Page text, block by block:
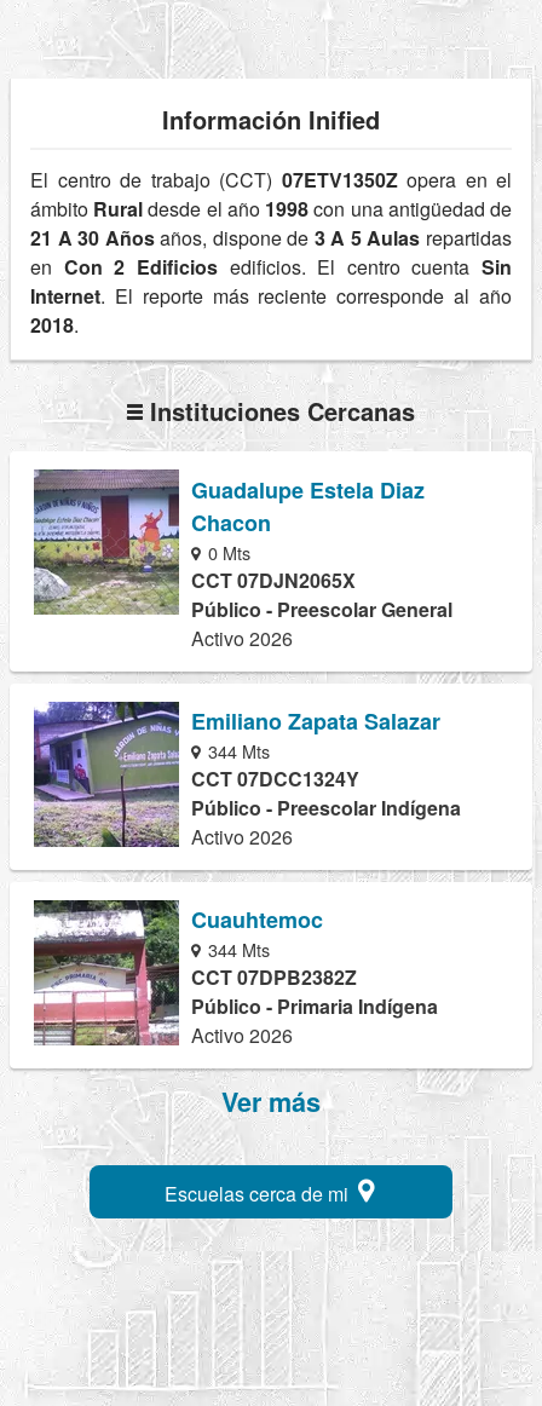
Información Inified
El centro de trabajo (CCT) 07ETV1350Zopera en el
ámbito Ruraldesde el año 1998con una antigüedad de
21 A 30 Añosaños, dispone de 3 A 5 Aulas repartidas
en Con 2 Edificiosedificios. El centro cuenta Sin
Internet. El reporte más reciente corresponde al año
2018.
Instituciones Cercanas
Guadalupe Estela Diaz
Chacon
0 Mts
CCT 07DJN2065X
Público - Preescolar General
Activo 2026
Emiliano Zapata Salazar
344 Mts
CCT 07DCC1324Y
Público - Preescolar Indígena
Activo 2026
Cuauhtemoc
344 Mts
CCT 07DPB2382Z
Público - Primaria Indígena
Activo 2026
Ver más
Escuelas cerca de mi